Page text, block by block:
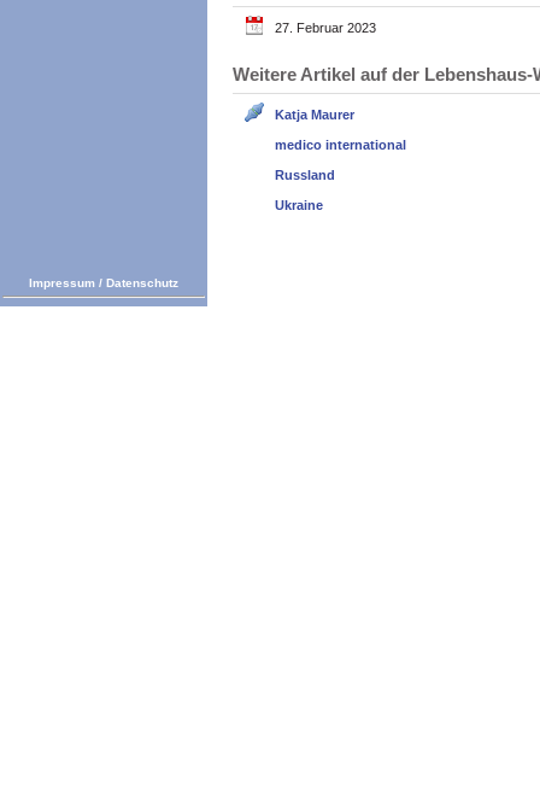
27. Februar 2023
Weitere Artikel auf der
Katja Maurer
medico international
Russland
Ukraine
Impressum / Datenschutz